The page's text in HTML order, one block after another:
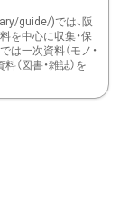
guide/)では、阪
を中心に収集・保
は一次資料（モノ・
（図書・雑誌）を